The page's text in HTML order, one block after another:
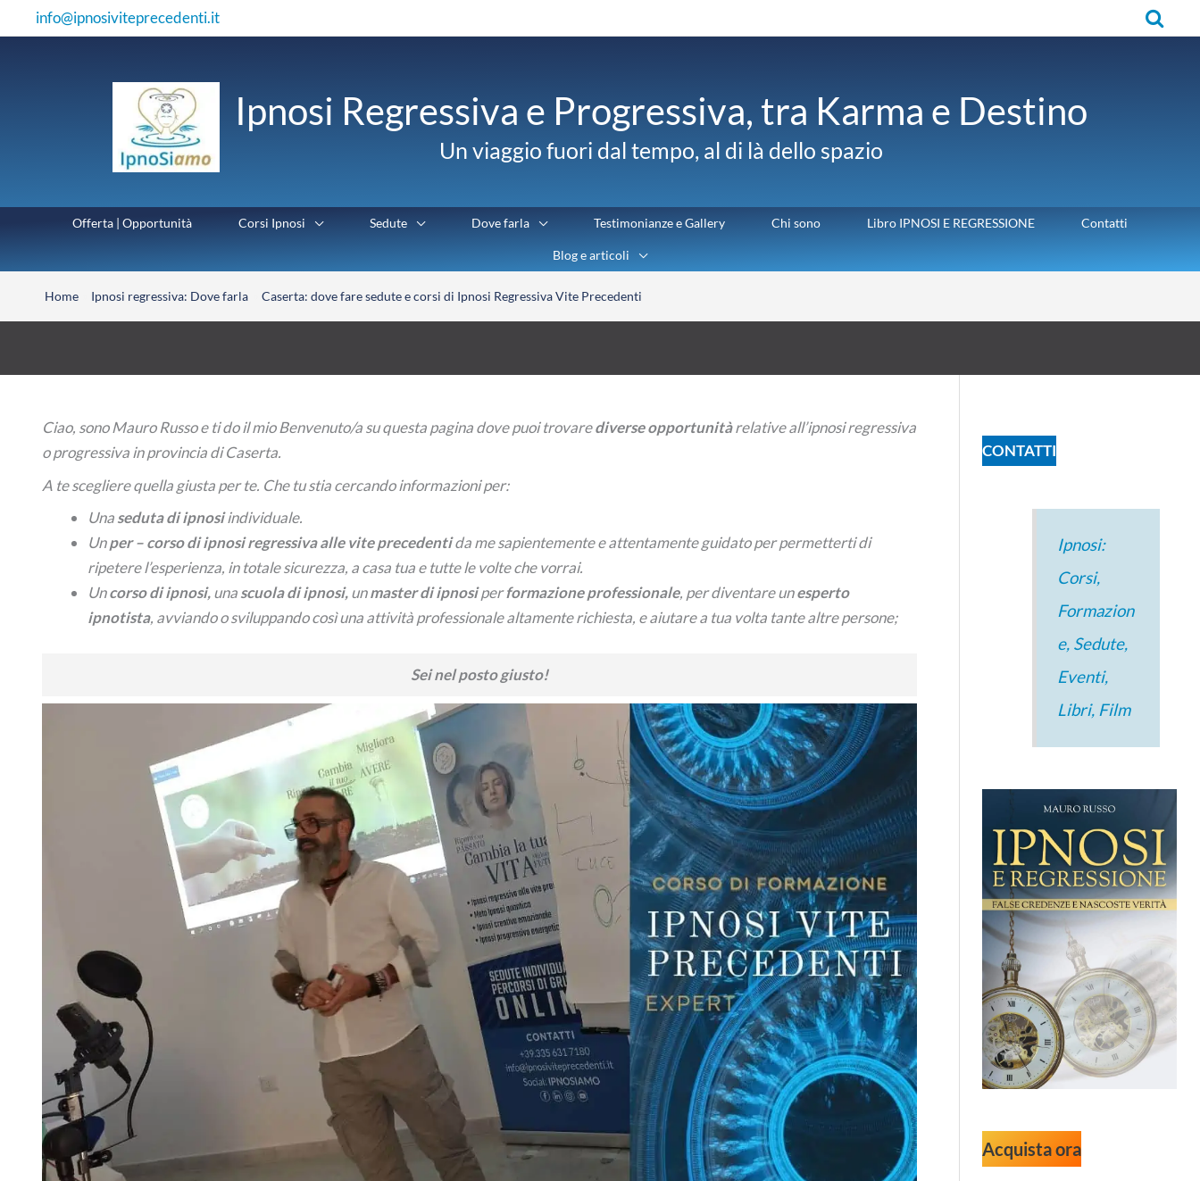
al
info@ipnosiviteprecedenti.it Cerca
Ipnosi Regressiva e Progressiva, tra Karma e Destino
Un viaggio fuori dal tempo, al di là dello spazio
Offerta | Opportunità Corsi Ipnosi Sedute Dove farla Testimonianze e Gallery Chi sono Libro IPNOSI E REGRESSIONE Contatti
Blog e articoli
Home Ipnosi regressiva: Dove farla Caserta: dove fare sedute e corsi di Ipnosi Regressiva Vite Precedenti
Ciao, sono Mauro Russo e ti do il mio Benvenuto/a su questa pagina dove puoi trovarediverse opportunitàrelative all’ipnosi regressiva
o progressiva in provincia di Caserta.
A te scegliere quella giusta per te. Che tu stia cercando informazioni per:
Unaseduta di ipnosiindividuale.
Unper –corso di ipnosi regressiva alle vite precedentida me sapientemente e attentamente guidato per permetterti di
ripetere l’esperienza, in totale sicurezza, a casa tua e tutte le volte che vorrai.
Uncorso di ipnosi,unascuola di ipnosi,unmaster di ipnosiperformazione professionale, per diventare unesperto
ipnotista, avviando o sviluppando così una attività professionale altamente richiesta, e aiutare a tua volta tante altre persone;
Sei nel posto giusto!
CONTATTI
Ipnosi:
Corsi,
Formazion
e, Sedute,
Eventi,
Libri, Film
Acquista ora